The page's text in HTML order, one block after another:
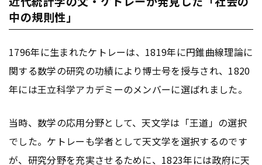
中の規則性」
1796年に生まれたケトレーは、1819年に円錐曲線理論に
関する数学の研究の功績により博士号を授与され、1820
年には王立科学アカデミーのメンバーに選ばれました。
当時、数学の応用分野として、天文学は「王道」の選択
でした。ケトレーも学者として天文学を選択するのです
が、研究分野を充実させるために、1823年には政府に天